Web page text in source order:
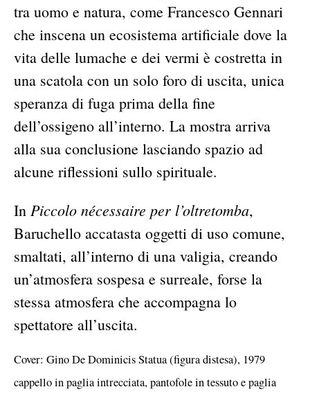
tra uomo e natura, come Francesco Gennari
che inscena un ecosistema artificiale dove la
vita delle lumache e dei vermi è costretta in
una scatola con un solo foro di uscita, unica
speranza di fuga prima della fine
dell’ossigeno all’interno. La mostra arriva
alla sua conclusione lasciando spazio ad
alcune riflessioni sullo spirituale.
In Piccolo nécessaire per l’oltretomba,
Baruchello accatasta oggetti di uso comune,
smaltati, all’interno di una valigia, creando
un’atmosfera sospesa e surreale, forse la
stessa atmosfera che accompagna lo
spettatore all’uscita.
Cover: Gino De Dominicis Statua (figura distesa), 1979
cappello in paglia intrecciata, pantofole in tessuto e paglia